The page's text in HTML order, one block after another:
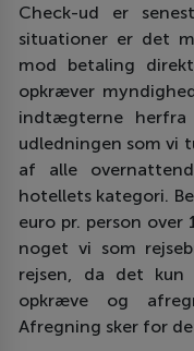
Check-ud er
situationer er det
mod betaling
opkræver
indtægterne
udledningen som vi
af alle
hotellets kategori.
euro pr. person
noget vi som
rejsen, da det kun
opkræve og
Afregning sker for